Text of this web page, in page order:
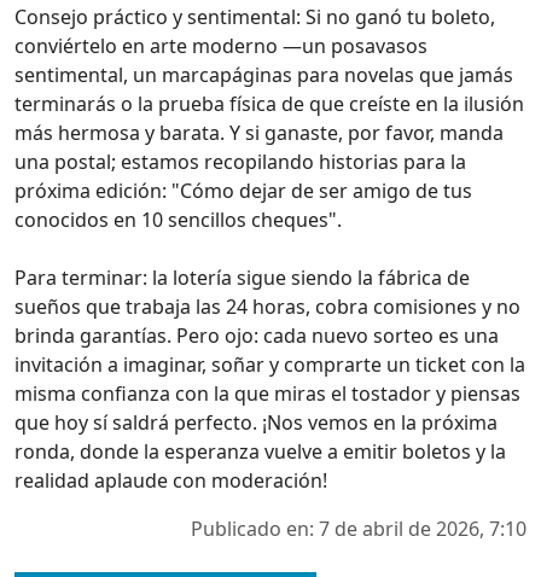
Consejo práctico y sentimental: Si no ganó tu boleto,
conviértelo en arte moderno —un posavasos
sentimental, un marcapáginas para novelas que jamás
terminarás o la prueba física de que creíste en la ilusión
más hermosa y barata. Y si ganaste, por favor, manda
una postal; estamos recopilando historias para la
próxima edición: "Cómo dejar de ser amigo de tus
conocidos en 10 sencillos cheques".
Para terminar: la lotería sigue siendo la fábrica de
sueños que trabaja las 24 horas, cobra comisiones y no
brinda garantías. Pero ojo: cada nuevo sorteo es una
invitación a imaginar, soñar y comprarte un ticket con la
misma confianza con la que miras el tostador y piensas
que hoy sí saldrá perfecto. ¡Nos vemos en la próxima
ronda, donde la esperanza vuelve a emitir boletos y la
realidad aplaude con moderación!
Publicado en: 7 de abril de 2026, 7:10